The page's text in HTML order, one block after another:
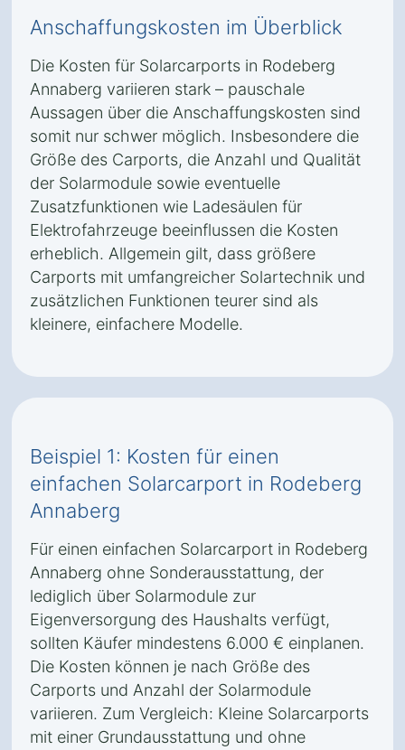
Anschaffungskosten im Überblick
Die Kosten für Solarcarports in Rodeberg
Annaberg variieren stark – pauschale
Aussagen über die Anschaffungskosten sind
somit nur schwer möglich. Insbesondere die
Größe des Carports, die Anzahl und Qualität
der Solarmodule sowie eventuelle
Zusatzfunktionen wie Ladesäulen für
Elektrofahrzeuge beeinflussen die Kosten
erheblich. Allgemein gilt, dass größere
Carports mit umfangreicher Solartechnik und
zusätzlichen Funktionen teurer sind als
kleinere, einfachere Modelle.
Beispiel 1: Kosten für einen
einfachen Solarcarport in Rodeberg
Annaberg
Für einen einfachen Solarcarport in Rodeberg
Annaberg ohne Sonderausstattung, der
lediglich über Solarmodule zur
Eigenversorgung des Haushalts verfügt,
sollten Käufer mindestens 6.000 € einplanen.
Die Kosten können je nach Größe des
Carports und Anzahl der Solarmodule
variieren. Zum Vergleich: Kleine Solarcarports
mit einer Grundausstattung und ohne